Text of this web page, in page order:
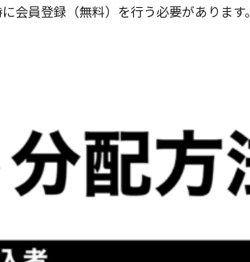
員登録（無料）を行う必要があります。